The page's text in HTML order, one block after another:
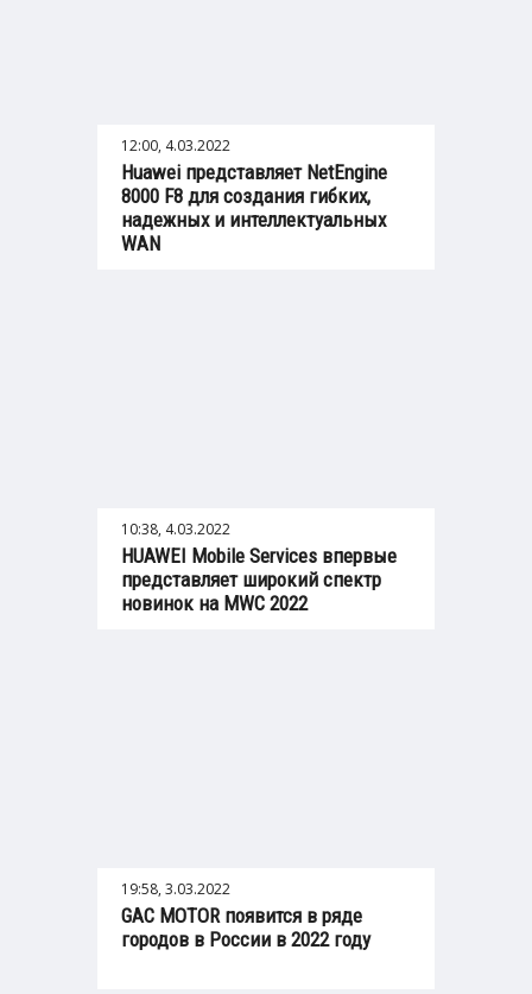
12:00, 4.03.2022
Huawei представляет NetEngine
8000 F8 для создания гибких,
надежных и интеллектуальных
WAN
10:38, 4.03.2022
HUAWEI Mobile Services впервые
представляет широкий спектр
новинок на MWC 2022
19:58, 3.03.2022
GAC MOTOR появится в ряде
городов в России в 2022 году